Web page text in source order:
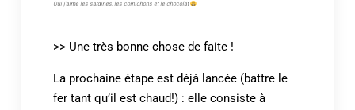
Oui j’aime les sardines, les cornichons et le chocolat
>> Une très bonne chose de faite !
La prochaine étape est déjà lancée (battre le
fer tant qu’il est chaud!) : elle consiste à